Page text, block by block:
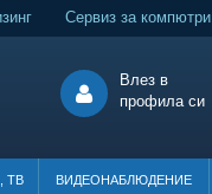
Сервиз за компютри
Влез в
профила си
ТВ ВИДЕОНАБЛЮДЕНИЕ